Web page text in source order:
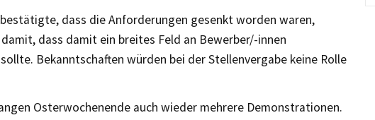
dass die Anforderungen gesenkt worden waren,
dass damit ein breites Feld an Bewerber/-innen
Bekanntschaften würden bei der Stellenvergabe keine Rolle
Osterwochenende auch wieder mehrere Demonstrationen.